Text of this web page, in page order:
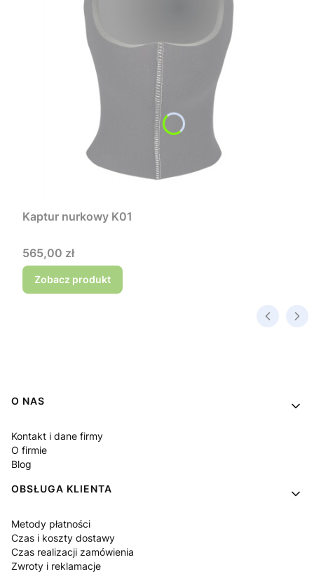
Kaptur nurkowy K01
Cena
565,00 zł
Zobacz produkt
Linki w stopce
O NAS
Kontakt i dane firmy
O firmie
Blog
OBSŁUGA KLIENTA
Metody płatności
Czas i koszty dostawy
Czas realizacji zamówienia
Zwroty i reklamacje